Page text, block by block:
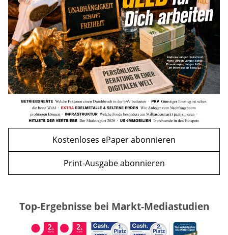
WEITERE ARTIKEL
zurückweiter
mehr
Kostenloses ePaper abonnieren
Print-Ausgabe abonnieren
Top-Ergebnisse bei Markt-Mediastudien